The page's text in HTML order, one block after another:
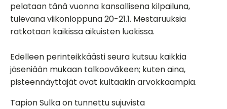
pelataan tänä vuonna kansallisena kilpailuna,
tulevana viikonloppuna 20-21.1. Mestaruuksia
ratkotaan kaikissa aikuisten luokissa.
Edelleen perinteikkäästi seura kutsuu kaikkia
jäseniään mukaan talkooväkeen; kuten aina,
pisteennäyttäjät ovat kultaakin arvokkaampia.
Tapion Sulka on tunnettu sujuvista